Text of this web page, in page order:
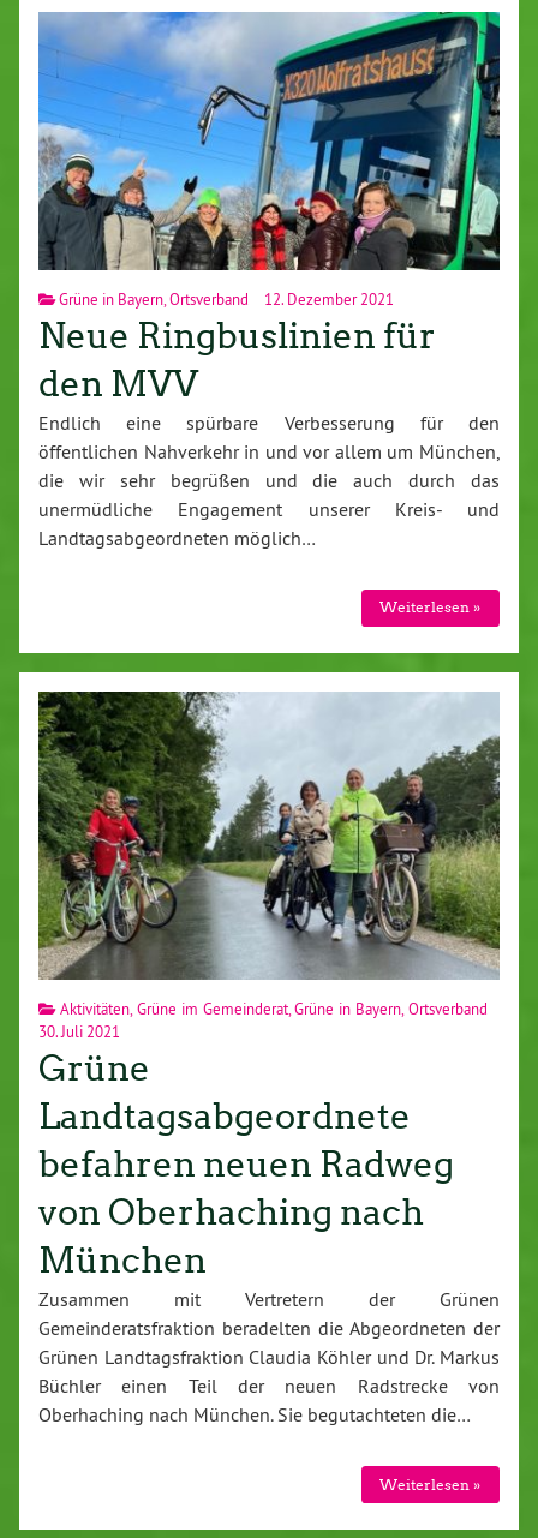
Grüne in Bayern Ortsverband 12. Dezember 2021
Neue Ringbuslinien für
den MVV
Endlich eine spürbare Verbesserung für den
öffentlichen Nahverkehr in und vor allem um München,
die wir sehr begrüßen und die auch durch das
unermüdliche Engagement unserer Kreis- und
Landtagsabgeordneten möglich…
Weiterlesen »
Aktivitäten, Grüne im Gemeinderat,Grüne in Bayern Ortsverband
30. Juli 2021
Grüne
Landtagsabgeordnete
befahren neuen Radweg
von Oberhaching nach
München
Zusammen mit Vertretern der Grünen
Gemeinderatsfraktion beradelten die Abgeordneten der
Grünen Landtagsfraktion Claudia Köhler und Dr. Markus
Büchler einen Teil der neuen Radstrecke von
Oberhaching nach München. Sie begutachteten die…
Weiterlesen »